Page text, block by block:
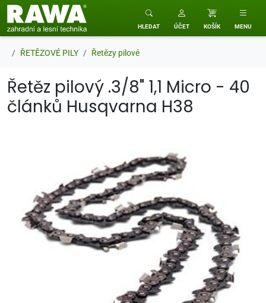
RAWA zahradní a lesní technika
HLEDAT ÚČET KOŠÍK MENU
ŘETĚZOVÉ PILY Řetězy pilové
Řetěz pilový .3/8" 1,1 Micro - 40
článků Husqvarna H38